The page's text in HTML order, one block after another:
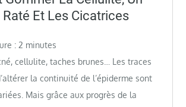
Et Les Cicatrices
:2 minutes
cellulite, taches brunes… Les traces
la continuité de l’épiderme sont
Mais grâce aux progrès de la